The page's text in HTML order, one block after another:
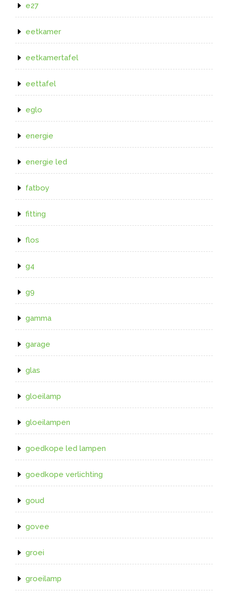
e27
eetkamer
eetkamertafel
eettafel
eglo
energie
energie led
fatboy
fitting
flos
g4
g9
gamma
garage
glas
gloeilamp
gloeilampen
goedkope led lampen
goedkope verlichting
goud
govee
groei
groeilamp